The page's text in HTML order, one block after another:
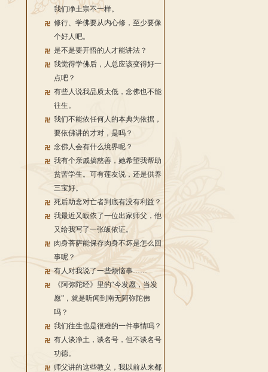
我们净土宗不一样。
修行、学佛要从内心修，至少要像
个好人吧。
是不是要开悟的人才能讲法？
我觉得学佛后，人总应该变得好一
点吧？
有些人说我品质太低，念佛也不能
往生。
我们不能依任何人的本典为依据，
要依佛讲的才对，是吗？
念佛人会有什么境界呢？
我有个亲戚搞慈善，她希望我帮助
贫苦学生。可有莲友说，还是供养
三宝好。
死后助念对亡者到底有没有利益？
我最近又皈依了一位出家师父，他
又给我写了一张皈依证。
肉身菩萨能保存肉身不坏是怎么回
事呢？
有人对我说了一些烦恼事……
《阿弥陀经》里的“今发愿，当发
愿”，就是听闻到南无阿弥陀佛
吗？
我们往生也是很难的一件事情吗？
有人谈净土，谈名号，但不谈名号
功德。
师父讲的这些教义，我以前从来都